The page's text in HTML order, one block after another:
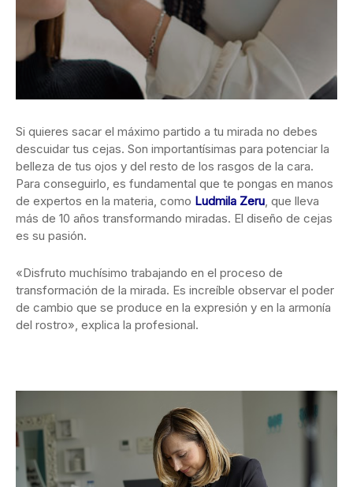
Si quieres sacar el máximo partido a tu mirada no debes
descuidar tus cejas. Son importantísimas para potenciar la
belleza de tus ojos y del resto de los rasgos de la cara.
Para conseguirlo, es fundamental que te pongas en manos
de expertos en la materia, como Ludmila Zeru, que lleva
más de 10 años transformando miradas. El diseño de cejas
es su pasión.
«Disfruto muchísimo trabajando en el proceso de
transformación de la mirada. Es increíble observar el poder
de cambio que se produce en la expresión y en la armonía
del rostro», explica la profesional.